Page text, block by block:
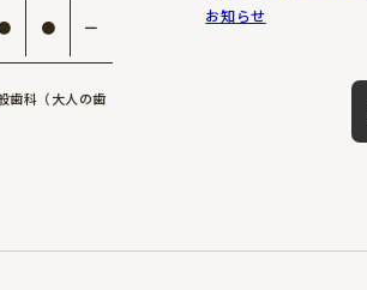
ご参照ください。
放棄しておりません。
場合を除き「内容、テキスト、画像等」の無断転載・使
限り正確な情報を掲載するよう努めておりますが、誤
● ー
歯科（大人の歯
お知らせ